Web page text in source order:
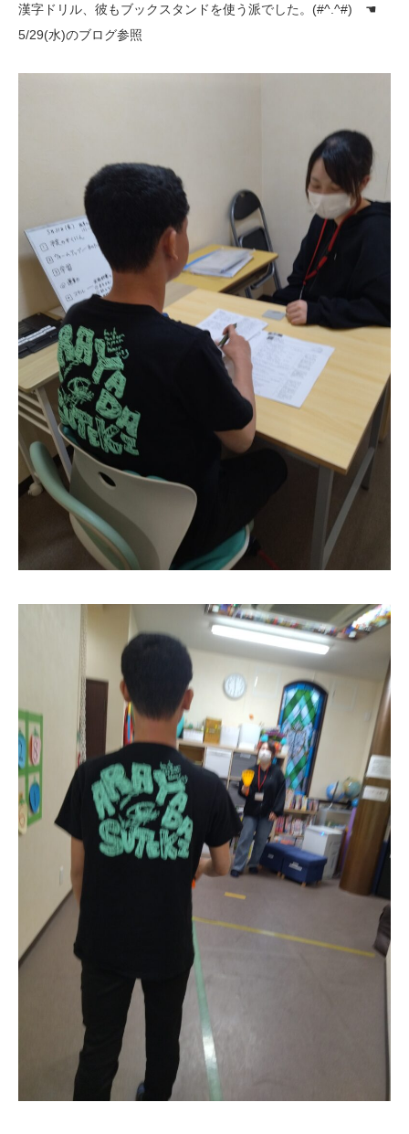
漢字ドリル、彼もブックスタンドを使う派でした。(#^.^#) ☚
5/29(水)のブログ参照